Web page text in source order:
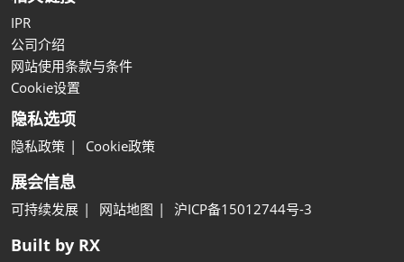
IPR
公司介绍
网站使用条款与条件
Cookie设置
隐私选项
隐私政策 Cookie政策
展会信息
可持续发展 网站地图 沪ICP备15012744号-3
Built by RX